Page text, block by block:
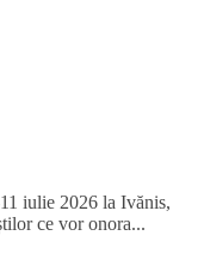
iulie 2026 la Ivănis,
ce vor onora...